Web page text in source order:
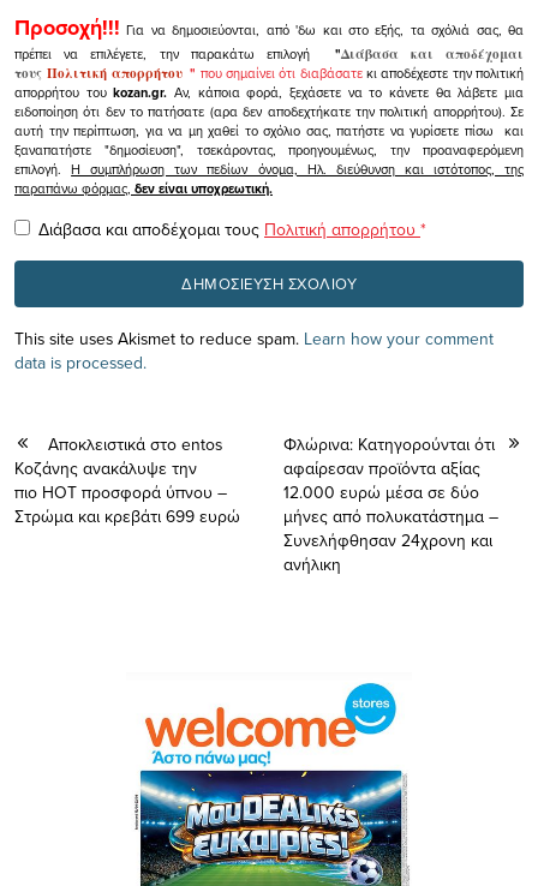
Προσοχή!!! Για να δημοσιεύονται, από 'δω και στο εξής, τα σχόλιά σας, θα
πρέπει να επιλέγετε, την παρακάτω επιλογή
"Διάβασα και αποδέχομαι
τουςΠολιτική απορρήτου" που σημαίνει ότι διαβάσατεκι αποδέχεστε την πολιτική
απορρήτου τουkozan.gr. Αν, κάποια φορά, ξεχάσετε να το κάνετε θα λάβετε μια
ειδοποίηση ότι δεν το πατήσατε (αρα δεν αποδεχτήκατε την πολιτική απορρήτου). Σε
αυτή την περίπτωση, για να μη χαθεί το σχόλιο σας, πατήστε να γυρίσετε πίσω και
ξαναπατήστε "δημοσίευση", τσεκάροντας, προηγουμένως, την προαναφερόμενη
επιλογή.Η συμπλήρωση των πεδίων όνομα, Ηλ. διεύθυνση και ιστότοπος, της
παραπάνω φόρμας, δεν είναι υποχρεωτική.
Διάβασα και αποδέχομαι τους Πολιτική απορρήτου *
This site uses Akismet to reduce spam. Learn how your comment
data is processed.
Αποκλειστικά στο entos
Κοζάνης ανακάλυψε την
πιο HOT προσφορά ύπνου –
Στρώμα και κρεβάτι 699 ευρώ
Φλώρινα: Κατηγορούνται ότι
αφαίρεσαν προϊόντα αξίας
12.000 ευρώ μέσα σε δύο
μήνες από πολυκατάστημα –
Συνελήφθησαν 24χρονη και
ανήλικη